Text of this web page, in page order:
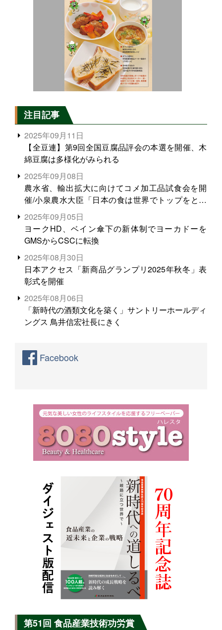
注目記事
2025年09月11日
【全豆連】第9回全国豆腐品評会の本選を開催、木
綿豆腐は多様化がみられる
2025年09月08日
農水省、輸出拡大に向けてコメ加工品試食会を開
催/小泉農水大臣「日本の食は世界でトップをとれ
る。米増産に向けて、米輸出需要の拡大を」
2025年09月05日
ヨークHD、ベイン傘下の新体制でヨーカドーを
GMSからCSCに転換
2025年08月30日
日本アクセス「新商品グランプリ2025年秋冬」表
彰式を開催
2025年08月06日
「新時代の酒類文化を築く」サントリーホールディ
ングス 鳥井信宏社長にきく
Facebook
第51回 食品産業技術功労賞